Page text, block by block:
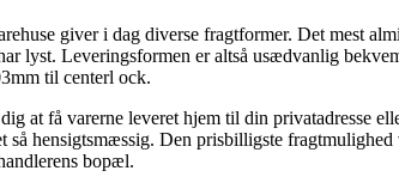
giver i dag diverse fragtformer. Det mest
lyst. Leveringsformen er altså usædvanlig
til centerl ock.
at få varerne leveret hjem til din privatadresse
så hensigtsmæssig. Den prisbilligste
bopæl.